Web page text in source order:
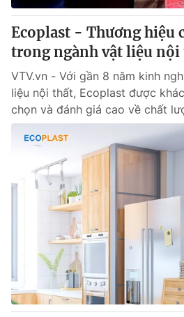
Ecoplast - Thương hiệu
trong ngành vật liệu nội
VTV.vn - Với gần 8 năm kinh
liệu nội thất, Ecoplast được
chọn và đánh giá cao về chất